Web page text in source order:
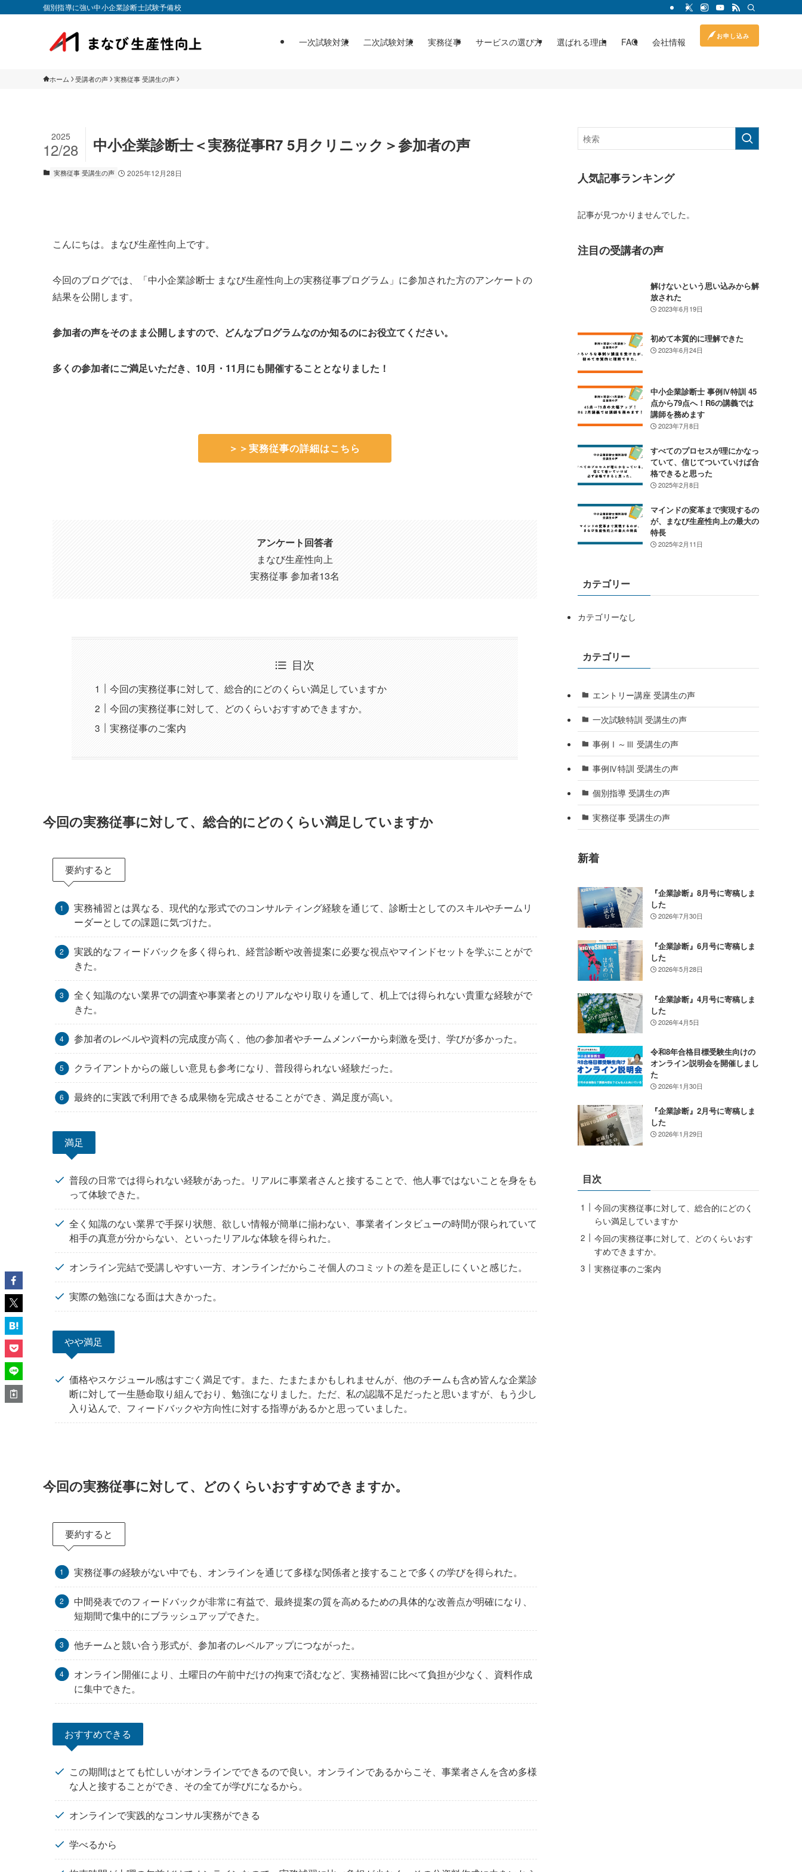
個別指導に強い中小企業診断士試験予備校
一次試験対策 二次試験対策 実務従事 サービスの選び方 選ばれる理由 FAQ 会社情報
お申し込み
ホーム 受講者の声 実務従事 受講生の声
中小企業診断士＜実務従事R7 5月クリニック＞参加者の声
2025
12/28
実務従事 受講生の声 2025年12月28日
こんにちは。まなび生産性向上です。
今回のブログでは、「中小企業診断士 まなび生産性向上の実務従事プログラム」に参加された方のアンケートの
結果を公開します。
参加者の声をそのまま公開しますので、どんなプログラムなのか知るのにお役立てください。
多くの参加者にご満足いただき、10月・11月にも開催することとなりました！
＞＞実務従事の詳細はこちら
アンケート回答者
まなび生産性向上
実務従事 参加者13名
目次
今回の実務従事に対して、総合的にどのくらい満足していますか
今回の実務従事に対して、どのくらいおすすめできますか。
実務従事のご案内
今回の実務従事に対して、総合的にどのくらい満足していますか
要約すると
実務補習とは異なる、現代的な形式でのコンサルティング経験を通じて、診断士としてのスキルやチームリ
ーダーとしての課題に気づけた。
実践的なフィードバックを多く得られ、経営診断や改善提案に必要な視点やマインドセットを学ぶことがで
きた。
全く知識のない業界での調査や事業者とのリアルなやり取りを通して、机上では得られない貴重な経験がで
きた。
参加者のレベルや資料の完成度が高く、他の参加者やチームメンバーから刺激を受け、学びが多かった。
クライアントからの厳しい意見も参考になり、普段得られない経験だった。
最終的に実践で利用できる成果物を完成させることができ、満足度が高い。
満足
普段の日常では得られない経験があった。リアルに事業者さんと接することで、他人事ではないことを身をも
って体験できた。
全く知識のない業界で手探り状態、欲しい情報が簡単に揃わない、事業者インタビューの時間が限られていて
相手の真意が分からない、といったリアルな体験を得られた。
オンライン完結で受講しやすい一方、オンラインだからこそ個人のコミットの差を是正しにくいと感じた。
実際の勉強になる面は大きかった。
やや満足
価格やスケジュール感はすごく満足です。また、たまたまかもしれませんが、他のチームも含め皆んな企業診
断に対して一生懸命取り組んでおり、勉強になりました。ただ、私の認識不足だったと思いますが、もう少し
入り込んで、フィードバックや方向性に対する指導があるかと思っていました。
今回の実務従事に対して、どのくらいおすすめできますか。
要約すると
実務従事の経験がない中でも、オンラインを通じて多様な関係者と接することで多くの学びを得られた。
中間発表でのフィードバックが非常に有益で、最終提案の質を高めるための具体的な改善点が明確になり、
短期間で集中的にブラッシュアップできた。
他チームと競い合う形式が、参加者のレベルアップにつながった。
オンライン開催により、土曜日の午前中だけの拘束で済むなど、実務補習に比べて負担が少なく、資料作成
に集中できた。
おすすめできる
この期間はとても忙しいがオンラインでできるので良い。オンラインであるからこそ、事業者さんを含め多様
な人と接することができ、その全てが学びになるから。
オンラインで実践的なコンサル実務ができる
学べるから
人気記事ランキング
記事が見つかりませんでした。
注目の受講者の声
解けないという思い込みから解
放された
2023年6月19日
初めて本質的に理解できた
2023年6月24日
中小企業診断士 事例Ⅳ特訓 45
点から79点へ！R6の講義では
講師を務めます
2023年7月8日
すべてのプロセスが理にかなっ
ていて、信じてついていけば合
格できると思った
2025年2月8日
マインドの変革まで実現するの
が、まなび生産性向上の最大の
特長
2025年2月11日
カテゴリー
カテゴリーなし
カテゴリー
エントリー講座 受講生の声
一次試験特訓 受講生の声
事例Ⅰ～Ⅲ 受講生の声
事例Ⅳ特訓 受講生の声
個別指導 受講生の声
実務従事 受講生の声
新着
『企業診断』8月号に寄稿しま
した
2026年7月30日
『企業診断』6月号に寄稿しま
した
2026年5月28日
『企業診断』4月号に寄稿しま
した
2026年4月5日
令和8年合格目標受験生向けの
オンライン説明会を開催しまし
た
2026年1月30日
『企業診断』2月号に寄稿しま
した
2026年1月29日
目次
今回の実務従事に対して、総合的にどのく
らい満足していますか
今回の実務従事に対して、どのくらいおす
すめできますか。
実務従事のご案内